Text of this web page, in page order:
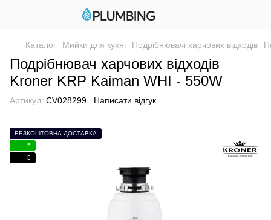
Каталог Мийки для кухні Подрібнювачі харчових відходів
Подрібнювач харчових відходів
Kroner KRP Kaiman WHI - 550W
Артикул: CV028299 Написати відгук
БЕЗКОШТОВНА ДОСТАВКА
5
5